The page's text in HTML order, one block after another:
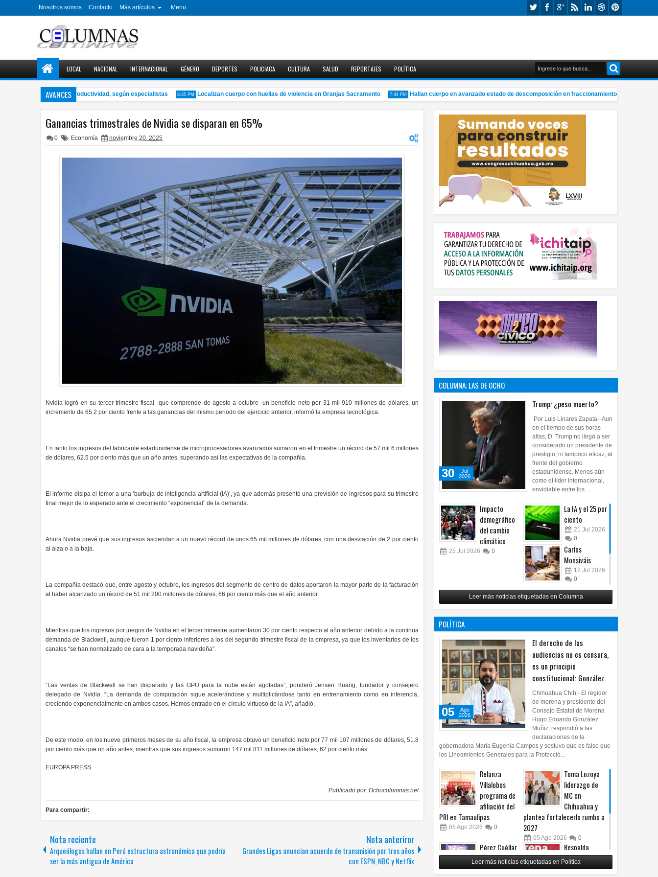
Nosotros somos Contacto Más artículos Menu
LOCAL NACIONAL INTERNACIONAL GÉNERO DEPORTES POLICIACA CULTURA SALUD REPORTAJES POLÍTICA
AVANCES
el aprendizaje y la productividad, según especialistas 8:35 PM Localizan cuerpo con huellas de violencia en Granjas Sacramento 7:44 PM Hallan cuerpo en avanzado estado de descomposición en fraccionamiento 7:25 PM
Ganancias trimestrales de Nvidia se disparan en 65%
0 Economía noviembre 20, 2025
Nvidia logró en su tercer trimestre fiscal -que comprende de agosto a octubre- un beneficio neto por 31 mil 910 millones de dólares, un
incremento de 65.2 por ciento frente a las ganancias del mismo periodo del ejercicio anterior, informó la empresa tecnológica.
En tanto los ingresos del fabricante estadunidense de microprocesadores avanzados sumaron en el trimestre un récord de 57 mil 6 millones
de dólares, 62.5 por ciento más que un año antes, superando así las expectativas de la compañía.
El informe disipa el temor a una ‘burbuja de inteligencia artificial (IA)’, ya que además presentó una previsión de ingresos para su trimestre
final mejor de lo esperado ante el crecimiento “exponencial” de la demanda.
Ahora Nvidia prevé que sus ingresos asciendan a un nuevo récord de unos 65 mil millones de dólares, con una desviación de 2 por ciento
al alza o a la baja.
La compañía destacó que, entre agosto y octubre, los ingresos del segmento de centro de datos aportaron la mayor parte de la facturación
al haber alcanzado un récord de 51 mil 200 millones de dólares, 66 por ciento más que el año anterior.
Mientras que los ingresos por juegos de Nvidia en el tercer trimestre aumentaron 30 por ciento respecto al año anterior debido a la continua
demanda de Blackwell, aunque fueron 1 por ciento inferiores a los del segundo trimestre fiscal de la empresa, ya que los inventarios de los
canales “se han normalizado de cara a la temporada navideña”.
“Las ventas de Blackwell se han disparado y las GPU para la nube están agotadas”, ponderó Jensen Huang, fundador y consejero
delegado de Nvidia. “La demanda de computación sigue acelerándose y multiplicándose tanto en entrenamiento como en inferencia,
creciendo exponencialmente en ambos casos. Hemos entrado en el círculo virtuoso de la IA”, añadió.
De este modo, en los nueve primeros meses de su año fiscal, la empresa obtuvo un beneficio neto por 77 mil 107 millones de dólares, 51.8
por ciento más que un año antes, mientras que sus ingresos sumaron 147 mil 811 millones de dólares, 62 por ciento más.
EUROPA PRESS
Publicado por: Ochocolumnas.net
Para compartir:
Nota reciente
Arqueólogos hallan en Perú estructura astronómica que podría
ser la más antigua de América
Nota anteriror
Grandes Ligas anuncian acuerdo de transmisión por tres años
con ESPN, NBC y Netflix
COLUMNA: LAS DE OCHO
Trump: ¿peso muerto?
30
Jul
2026
Por Luis Linares Zapata.- Aun
en el tiempo de sus horas
altas, D. Trump no llegó a ser
considerado un presidente de
prestigio, ni tampoco eficaz, al
frente del gobierno
estadunidense. Menos aún
como el líder internacional,
envidiable entre los ...
Impacto
demográfico
del cambio
climático
25 Jul 2026 0
La IA y el 25 por
ciento
21 Jul 2026
0
Carlos
Monsiváis
12 Jul 2026
0
Revuelo en la
inteligencia
artificial
0
Leer más noticias etiquetadas en Columna
POLÍTICA
El derecho de las
audiencias no es censura,
es un principio
constitucional: González
05
Ago
2026
Chihuahua Chih.- El regidor
de morena y presidente del
Consejo Estatal de Morena
Hugo Eduardo González
Muñiz, respondió a las
declaraciones de la
gobernadora María Eugenia Campos y sostuvo que es falso que
los Lineamientos Generales para la Protecció...
Relanza
Villalobos
programa de
afiliación del
PRI en Tamaulipas
05 Ago 2026 0
Toma Lozoya
liderazgo de
MC en
Chihuahua y
plantea fortalecerlo rumbo a
2027
05 Ago 2026 0
Pérez Cuéllar
asegura que
denuncia en su
Respalda
Morena
Chihuahua
Leer más noticias etiquetadas en Política